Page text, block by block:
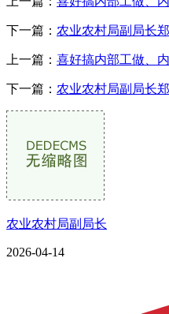
下一篇： 农业农村局副局长
上一篇： 喜好搞内部工做、内
下一篇： 农业农村局副局长
农业农村局副局长
2026-04-14